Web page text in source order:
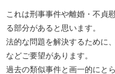
これは刑事事件や離婚・不貞
る部分があると思います。
法的な問題を解決するため
などご要望があります。
過去の類似事件と画一的にと